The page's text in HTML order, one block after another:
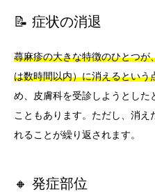
📝 症状の消退
蕁麻疹の大きな特徴のひとつ
は数時間以内）に消えるという
め、皮膚科を受診しようとした
こともあります。ただし、消
れることが繰り返されます。
🔸 発症部位